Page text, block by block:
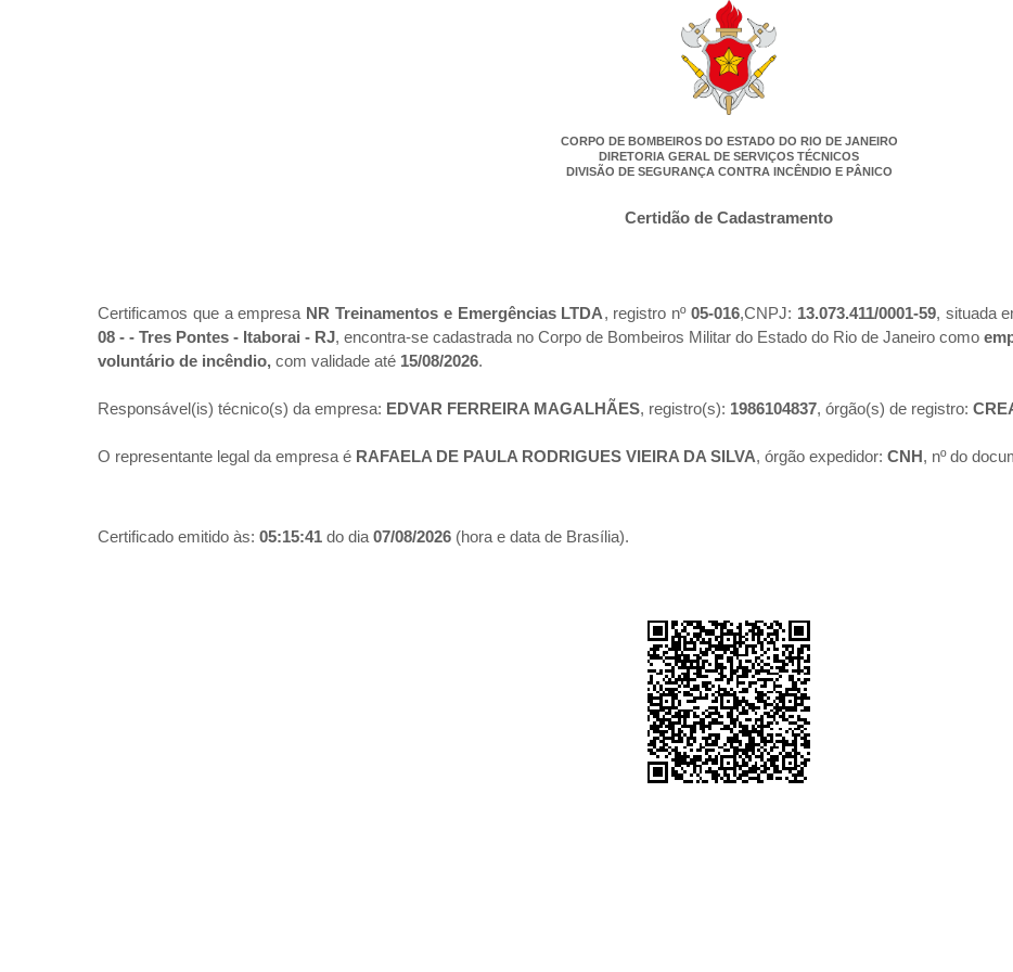
CORPO DE BOMBEIROS DO ESTADO DO RIO DE JANEIRO
DIRETORIA GERAL DE SERVIÇOS TÉCNICOS
DIVISÃO DE SEGURANÇA CONTRA INCÊNDIO E PÂNICO
Certidão de Cadastramento
Certificamos que a empresa NR Treinamentos e Emergências LTDA, registro nº05-016,CNPJ: 13.073.411/0001-59, situada
08 - - Tres Pontes - Itaborai - RJ, encontra-se cadastrada no Corpo de Bombeiros Militar do Estado do Rio de Janeiro como
voluntário de incêndio, com validade até 15/08/2026.
Responsável(is) técnico(s) da empresa: EDVAR FERREIRA MAGALHÃES, registro(s): 1986104837, órgão(s) de registro:
O representante legal da empresa é RAFAELA DE PAULA RODRIGUES VIEIRA DA SILVA, órgão expedidor: CNH, nº do
Certificado emitido às: 05:15:41 do dia 07/08/2026 (hora e data de Brasília).